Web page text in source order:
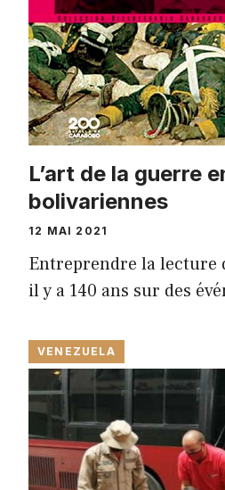
L’art de la guerre
bolivariennes
12 MAI 2021
Entreprendre la lecture
il y a 140 ans sur des
VENEZUELA